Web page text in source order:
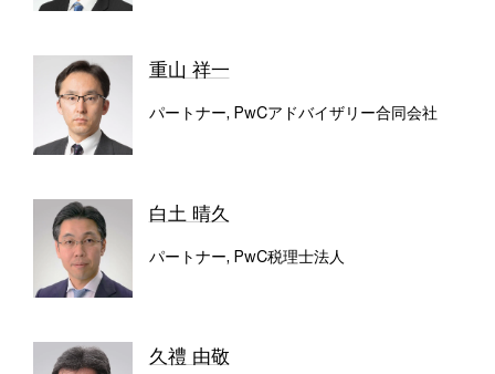
重山 祥一
パートナー, PwCアドバイザリー合同会社
白土 晴久
パートナー, PwC税理士法人
久禮 由敬